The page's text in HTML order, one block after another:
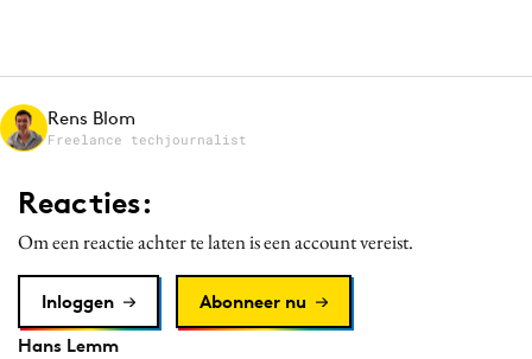
Martech
Media
Merkstrategie
Programmatic
Purpose Marketing
Reputatie & crisis
Rens Blom
Freelance techjournalist
Reacties:
Om een reactie achter te laten is een account vereist.
Inloggen
Abonneer nu
Hans Lemm